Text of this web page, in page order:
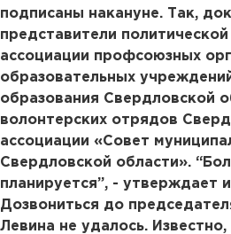
подписаны накануне. Так,
представители
ассоциации профсоюзных
образовательных
образования Свердловской
волонтерских отрядов
ассоциации «Совет
Свердловской области».
планируется”, - утверждает
Дозвониться до
Левина не удалось. Известно,